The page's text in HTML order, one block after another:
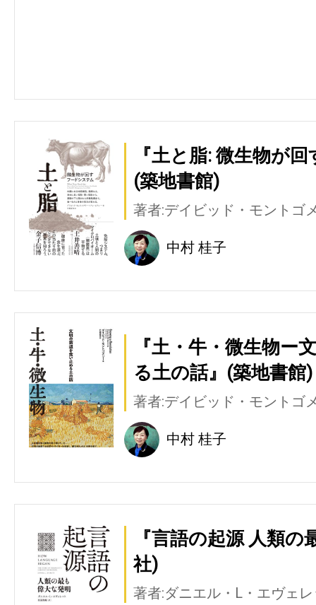
『土と脂: 微生物が
(築地書館)
著者:デイビッド・モントゴ
中村 桂子
『土・牛・微生物ー
る土の話』(築地書館)
著者:デイビッド・モントゴ
中村 桂子
『言語の起源 人類
社)
著者:ダニエル・L・エヴェ